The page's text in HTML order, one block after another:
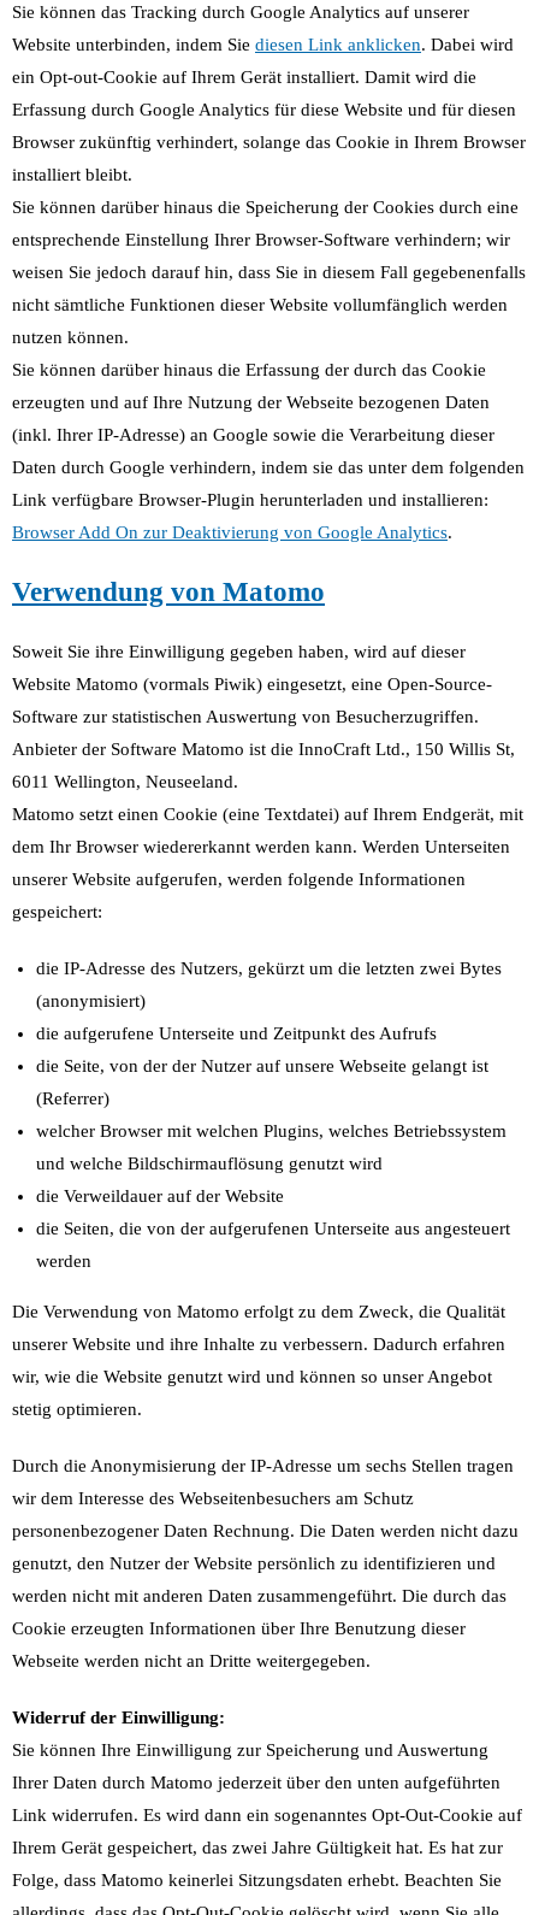
Sie können das Tracking durch Google Analytics auf unserer
Website unterbinden, indem Sie diesen Link anklicken. Dabei wird
ein Opt-out-Cookie auf Ihrem Gerät installiert. Damit wird die
Erfassung durch Google Analytics für diese Website und für diesen
Browser zukünftig verhindert, solange das Cookie in Ihrem Browser
installiert bleibt.
Sie können darüber hinaus die Speicherung der Cookies durch eine
entsprechende Einstellung Ihrer Browser-Software verhindern; wir
weisen Sie jedoch darauf hin, dass Sie in diesem Fall gegebenenfalls
nicht sämtliche Funktionen dieser Website vollumfänglich werden
nutzen können.
Sie können darüber hinaus die Erfassung der durch das Cookie
erzeugten und auf Ihre Nutzung der Webseite bezogenen Daten
(inkl. Ihrer IP-Adresse) an Google sowie die Verarbeitung dieser
Daten durch Google verhindern, indem sie das unter dem folgenden
Link verfügbare Browser-Plugin herunterladen und installieren:
Browser Add On zur Deaktivierung von Google Analytics.
Verwendung von Matomo
Soweit Sie ihre Einwilligung gegeben haben, wird auf dieser
Website Matomo (vormals Piwik) eingesetzt, eine Open-Source-
Software zur statistischen Auswertung von Besucherzugriffen.
Anbieter der Software Matomo ist die InnoCraft Ltd., 150 Willis St,
6011 Wellington, Neuseeland.
Matomo setzt einen Cookie (eine Textdatei) auf Ihrem Endgerät, mit
dem Ihr Browser wiedererkannt werden kann. Werden Unterseiten
unserer Website aufgerufen, werden folgende Informationen
gespeichert:
die IP-Adresse des Nutzers, gekürzt um die letzten zwei Bytes
(anonymisiert)
die aufgerufene Unterseite und Zeitpunkt des Aufrufs
die Seite, von der der Nutzer auf unsere Webseite gelangt ist
(Referrer)
welcher Browser mit welchen Plugins, welches Betriebssystem
und welche Bildschirmauflösung genutzt wird
die Verweildauer auf der Website
die Seiten, die von der aufgerufenen Unterseite aus angesteuert
werden
Die Verwendung von Matomo erfolgt zu dem Zweck, die Qualität
unserer Website und ihre Inhalte zu verbessern. Dadurch erfahren
wir, wie die Website genutzt wird und können so unser Angebot
stetig optimieren.
Durch die Anonymisierung der IP-Adresse um sechs Stellen tragen
wir dem Interesse des Webseitenbesuchers am Schutz
personenbezogener Daten Rechnung. Die Daten werden nicht dazu
genutzt, den Nutzer der Website persönlich zu identifizieren und
werden nicht mit anderen Daten zusammengeführt. Die durch das
Cookie erzeugten Informationen über Ihre Benutzung dieser
Webseite werden nicht an Dritte weitergegeben.
Widerruf der Einwilligung:
Sie können Ihre Einwilligung zur Speicherung und Auswertung
Ihrer Daten durch Matomo jederzeit über den unten aufgeführten
Link widerrufen. Es wird dann ein sogenanntes Opt-Out-Cookie auf
Ihrem Gerät gespeichert, das zwei Jahre Gültigkeit hat. Es hat zur
Folge, dass Matomo keinerlei Sitzungsdaten erhebt. Beachten Sie